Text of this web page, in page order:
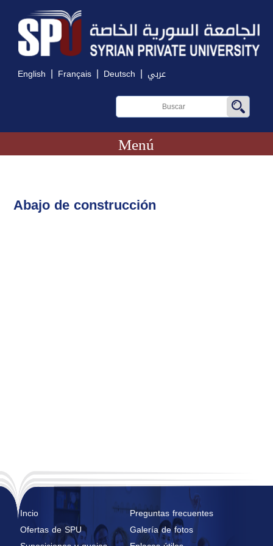
English | Français | Deutsch | عربي
Menú
Abajo de construcción
Incio
Preguntas frecuentes
Ofertas de SPU
Galería de fotos